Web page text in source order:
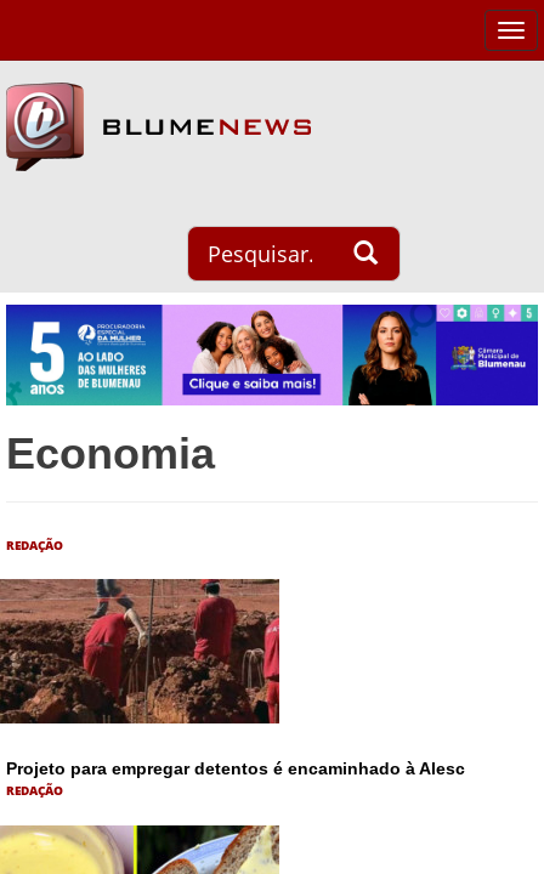
Economia
REDAÇÃO
Projeto para empregar detentos é encaminhado à Alesc
REDAÇÃO